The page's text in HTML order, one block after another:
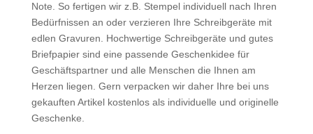
Note. So fertigen wir z.B. Stempel individuell nach Ihren
Bedürfnissen an oder verzieren Ihre Schreibgeräte mit
edlen Gravuren. Hochwertige Schreibgeräte und gutes
Briefpapier sind eine passende Geschenkidee für
Geschäftspartner und alle Menschen die Ihnen am
Herzen liegen. Gern verpacken wir daher Ihre bei uns
gekauften Artikel kostenlos als individuelle und originelle
Geschenke.